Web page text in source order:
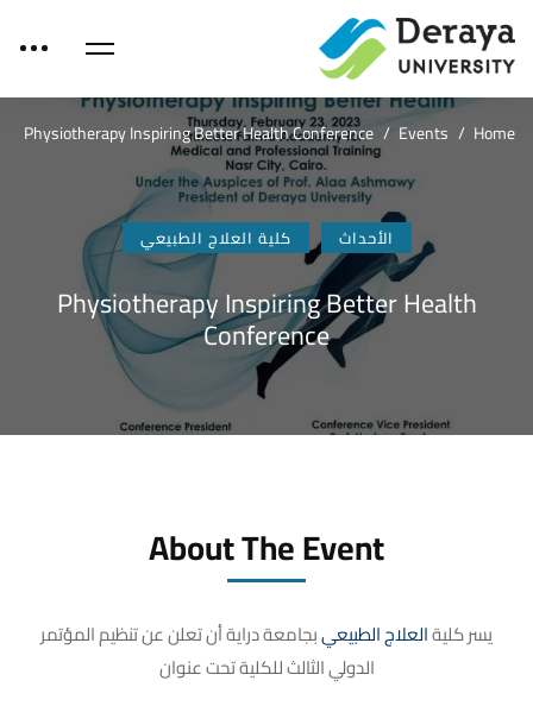
Home
Events
Physiotherapy Inspiring Better Health Conference
الأحداث كلية العلاج الطبيعي
Physiotherapy Inspiring Better Health
Conference
About The Event
يسر كليةالعلاج الطبيعيبجامعة دراية أن تعلن عن تنظيم المؤتمر
الدولي الثالث للكلية تحت عنوان